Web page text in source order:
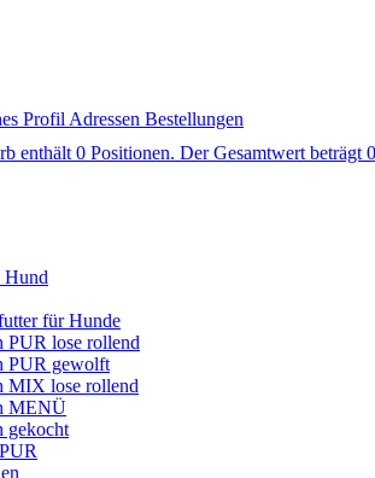
Profil Adressen Bestellungen
enthält 0 Positionen. Der Gesamtwert beträgt
Hund
für Hunde
PUR lose rollend
PUR gewolft
MIX lose rollend
MENÜ
gekocht